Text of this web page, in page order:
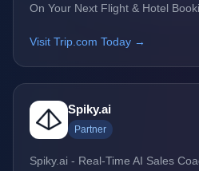
On Your Next Flight & Hotel
Visit Trip.com Today →
Spiky.ai
Partner
Spiky.ai - Real-Time AI Sales